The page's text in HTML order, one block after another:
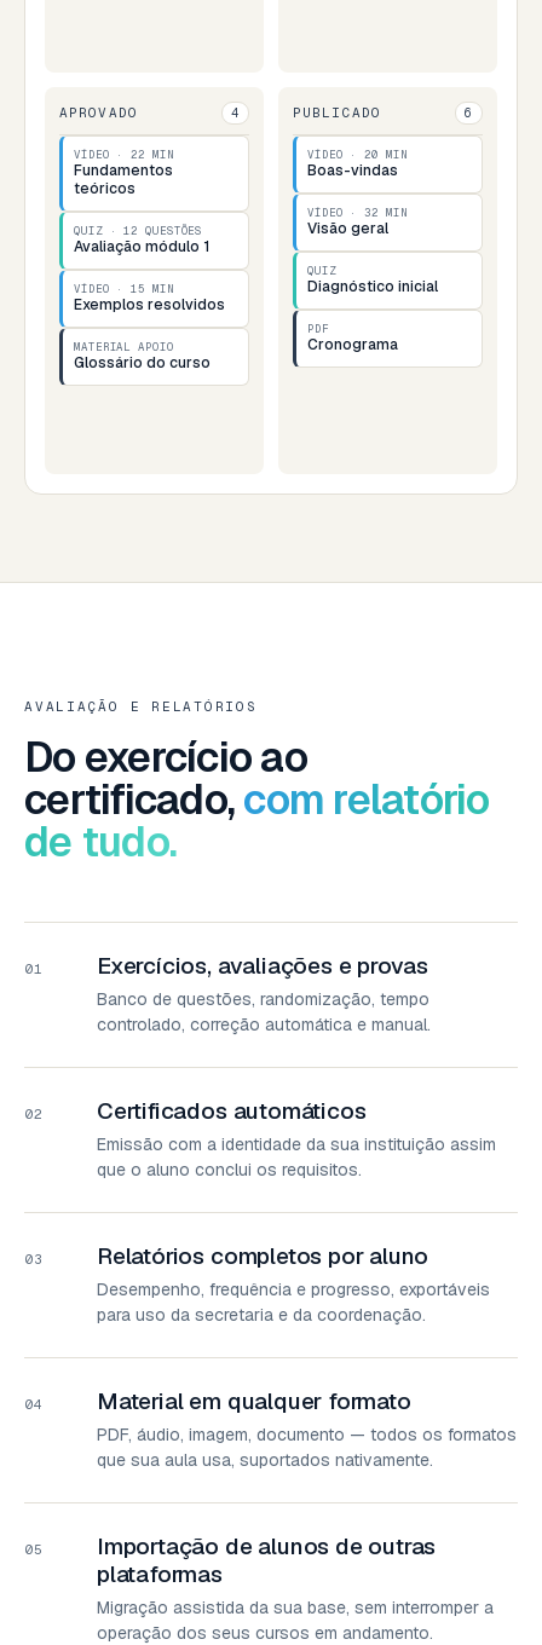
APROVADO 4
VÍDEO · 22 MIN
Fundamentos
teóricos
QUIZ · 12 QUESTÕES
Avaliação módulo 1
VÍDEO · 15 MIN
Exemplos resolvidos
MATERIAL APOIO
Glossário do curso
PUBLICADO 6
VÍDEO · 20 MIN
Boas-vindas
VÍDEO · 32 MIN
Visão geral
QUIZ
Diagnóstico inicial
PDF
Cronograma
AVALIAÇÃO E RELATÓRIOS
Do exercício ao
certificado,com relatório
de tudo.
01 Exercícios, avaliações e provas
Banco de questões, randomização, tempo
controlado, correção automática e manual.
02 Certificados automáticos
Emissão com a identidade da sua instituição assim
que o aluno conclui os requisitos.
03 Relatórios completos por aluno
Desempenho, frequência e progresso, exportáveis
para uso da secretaria e da coordenação.
04 Material em qualquer formato
PDF, áudio, imagem, documento — todos os formatos
que sua aula usa, suportados nativamente.
05
Importação de alunos de outras
plataformas
Migração assistida da sua base, sem interromper a
operação dos seus cursos em andamento.